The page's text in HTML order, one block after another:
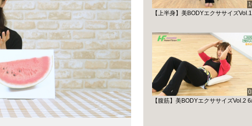
【上半身】美BODYエクササイズ
【腹筋】美BODYエクササイズVol.2